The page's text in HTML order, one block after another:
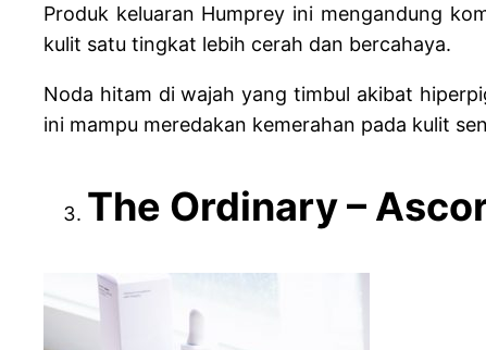
Produk keluaran Humprey ini mengandung
kulit satu tingkat lebih cerah dan bercahaya.
Noda hitam di wajah yang timbul akibat
ini mampu meredakan kemerahan pada kulit
The Ordinary –